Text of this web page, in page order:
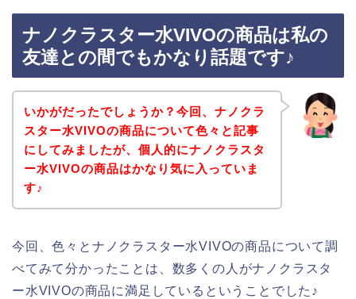
ナノクラスター水VIVOの商品は私の
友達との間でもかなり話題です♪
いかがだったでしょうか？今回、ナノクラ
スター水VIVOの商品について色々と記事
にしてみましたが、個人的にナノクラスタ
ー水VIVOの商品はかなり気に入っていま
す♪
今回、色々とナノクラスター水VIVOの商品について調
べてみて分かったことは、数多くの人がナノクラスタ
ー水VIVOの商品に満足しているということでした♪